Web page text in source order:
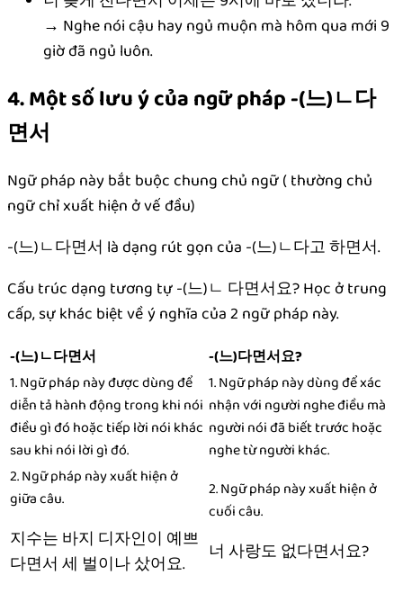
→ Nghe nói cậu hay ngủ muộn mà hôm qua mới 9
giờ đã ngủ luôn.
4. Một số lưu ý của ngữ pháp -(느)ㄴ다
면서
Ngữ pháp này bắt buộc chung chủ ngữ ( thường chủ
ngữ chỉ xuất hiện ở vế đầu)
-(느)ㄴ다면서 là dạng rút gọn của -(느)ㄴ다고 하면서.
Cấu trúc dạng tương tự -(느)ㄴ 다면서요? Học ở trung
cấp, sự khác biệt về ý nghĩa của 2 ngữ pháp này.
-(느)ㄴ다면서
-(느)다면서요?
1. Ngữ pháp này được dùng để
diễn tả hành động trong khi nói
điều gì đó hoặc tiếp lời nói khác
sau khi nói lời gì đó.
1. Ngữ pháp này dùng để xác
nhận với người nghe điều mà
người nói đã biết trước hoặc
nghe từ người khác.
2. Ngữ pháp này xuất hiện ở
giữa câu.
지수는 바지 디자인이 예쁘
다면서 세 벌이나 샀어요.
2. Ngữ pháp này xuất hiện ở
cuối câu.
너 사랑도 없다면서요?